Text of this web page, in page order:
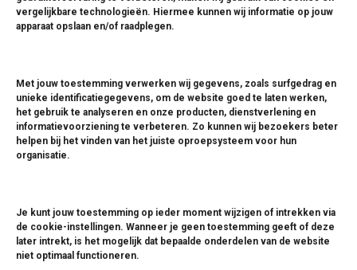
vergelijkbare technologieën. Hiermee kunnen wij informatie op jouw
apparaat opslaan en/of raadplegen.
Met jouw toestemming verwerken wij gegevens, zoals surfgedrag en
unieke identificatiegegevens, om de website goed te laten werken,
het gebruik te analyseren en onze producten, dienstverlening en
informatievoorziening te verbeteren. Zo kunnen wij bezoekers beter
helpen bij het vinden van het juiste oproepsysteem voor hun
organisatie.
Je kunt jouw toestemming op ieder moment wijzigen of intrekken via
de cookie-instellingen. Wanneer je geen toestemming geeft of deze
later intrekt, is het mogelijk dat bepaalde onderdelen van de website
niet optimaal functioneren.
Heeft een klant hulp nodig van een van jouw
medewerkers? Roepen en zwaaien is verleden tijd; een
ST-100 1 Button Bell
ST-900 1 Button Bell
SB-700 Direct Pager
Bel ons direct